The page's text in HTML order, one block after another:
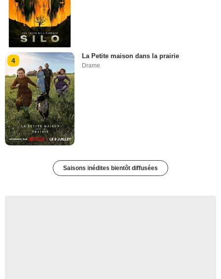
4
La Petite maison dans la prairie
Drame
Saisons inédites bientôt diffusées